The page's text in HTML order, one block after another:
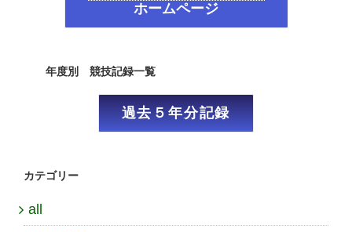
ホームページ
年度別 競技記録一覧
過去５年分記録
カテゴリー
all